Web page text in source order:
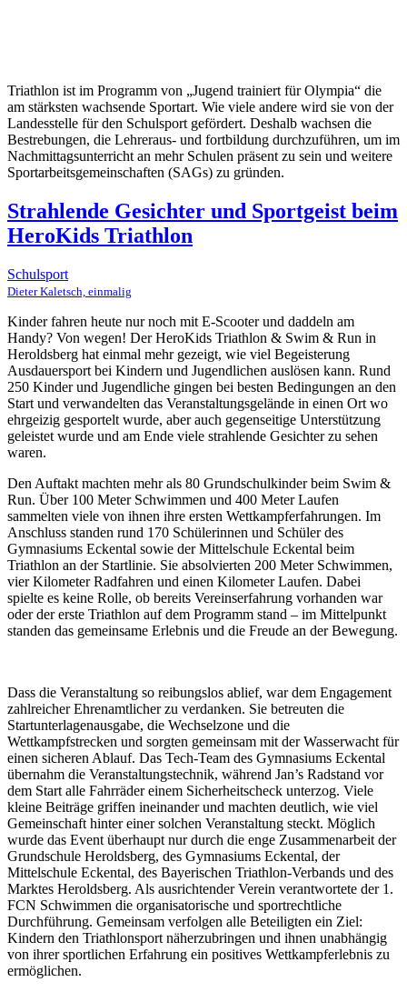
Triathlon ist im Programm von „Jugend trainiert für Olympia“ die
am stärksten wachsende Sportart. Wie viele andere wird sie von der
Landesstelle für den Schulsport gefördert. Deshalb wachsen die
Bestrebungen, die Lehreraus- und fortbildung durchzuführen, um im
Nachmittagsunterricht an mehr Schulen präsent zu sein und weitere
Sportarbeitsgemeinschaften (SAGs) zu gründen.
Strahlende Gesichter und Sportgeist beim
HeroKids Triathlon
Schulsport
Dieter Kaletsch, einmalig
Kinder fahren heute nur noch mit E-Scooter und daddeln am
Handy? Von wegen! Der HeroKids Triathlon & Swim & Run in
Heroldsberg hat einmal mehr gezeigt, wie viel Begeisterung
Ausdauersport bei Kindern und Jugendlichen auslösen kann. Rund
250 Kinder und Jugendliche gingen bei besten Bedingungen an den
Start und verwandelten das Veranstaltungsgelände in einen Ort wo
ehrgeizig gesportelt wurde, aber auch gegenseitige Unterstützung
geleistet wurde und am Ende viele strahlende Gesichter zu sehen
waren.
Den Auftakt machten mehr als 80 Grundschulkinder beim Swim &
Run. Über 100 Meter Schwimmen und 400 Meter Laufen
sammelten viele von ihnen ihre ersten Wettkampferfahrungen. Im
Anschluss standen rund 170 Schülerinnen und Schüler des
Gymnasiums Eckental sowie der Mittelschule Eckental beim
Triathlon an der Startlinie. Sie absolvierten 200 Meter Schwimmen,
vier Kilometer Radfahren und einen Kilometer Laufen. Dabei
spielte es keine Rolle, ob bereits Vereinserfahrung vorhanden war
oder der erste Triathlon auf dem Programm stand – im Mittelpunkt
standen das gemeinsame Erlebnis und die Freude an der Bewegung.
Dass die Veranstaltung so reibungslos ablief, war dem Engagement
zahlreicher Ehrenamtlicher zu verdanken. Sie betreuten die
Startunterlagenausgabe, die Wechselzone und die
Wettkampfstrecken und sorgten gemeinsam mit der Wasserwacht für
einen sicheren Ablauf. Das Tech-Team des Gymnasiums Eckental
übernahm die Veranstaltungstechnik, während Jan’s Radstand vor
dem Start alle Fahrräder einem Sicherheitscheck unterzog. Viele
kleine Beiträge griffen ineinander und machten deutlich, wie viel
Gemeinschaft hinter einer solchen Veranstaltung steckt. Möglich
wurde das Event überhaupt nur durch die enge Zusammenarbeit der
Grundschule Heroldsberg, des Gymnasiums Eckental, der
Mittelschule Eckental, des Bayerischen Triathlon-Verbands und des
Marktes Heroldsberg. Als ausrichtender Verein verantwortete der 1.
FCN Schwimmen die organisatorische und sportrechtliche
Durchführung. Gemeinsam verfolgen alle Beteiligten ein Ziel:
Kindern den Triathlonsport näherzubringen und ihnen unabhängig
von ihrer sportlichen Erfahrung ein positives Wettkampferlebnis zu
ermöglichen.